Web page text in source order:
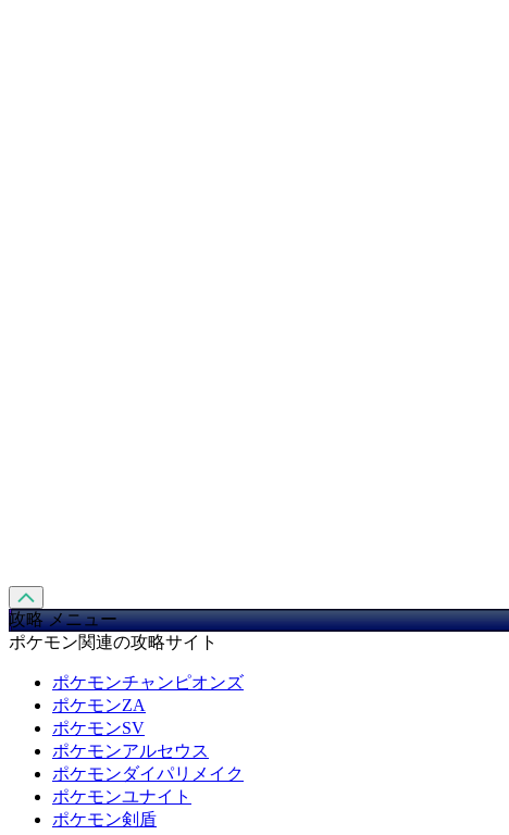
攻略 メニュー
ポケモン関連の攻略サイト
ポケモンチャンピオンズ
ポケモンZA
ポケモンSV
ポケモンアルセウス
ポケモンダイパリメイク
ポケモンユナイト
ポケモン剣盾